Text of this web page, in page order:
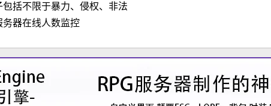
括不限于暴力、侵权、非法
器在线人数监控